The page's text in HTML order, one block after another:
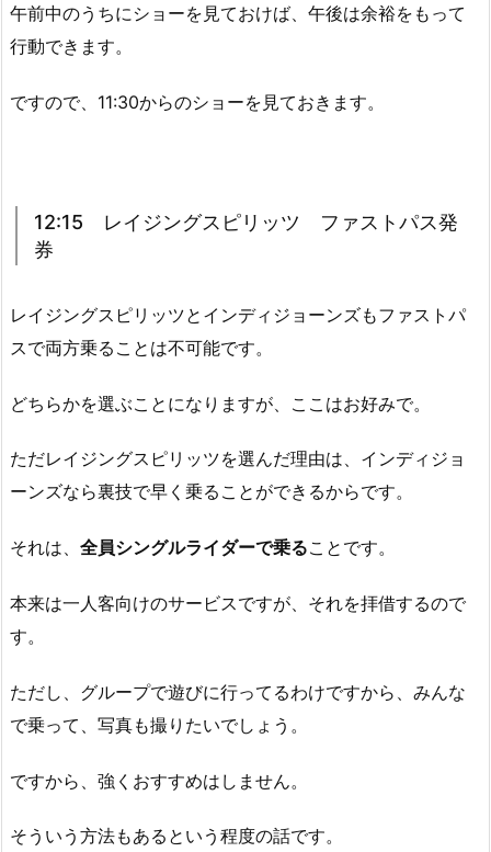
午前中のうちにショーを見ておけば、午後は余裕をもって
行動できます。
ですので、11:30からのショーを見ておきます。
12:15 レイジングスピリッツ ファストパス発
券
レイジングスピリッツとインディジョーンズもファストパ
スで両方乗ることは不可能です。
どちらかを選ぶことになりますが、ここはお好みで。
ただレイジングスピリッツを選んだ理由は、インディジョ
ーンズなら裏技で早く乗ることができるからです。
それは、 全員シングルライダーで乗ることです。
本来は一人客向けのサービスですが、それを拝借するので
す。
ただし、グループで遊びに行ってるわけですから、みんな
で乗って、写真も撮りたいでしょう。
ですから、強くおすすめはしません。
そういう方法もあるという程度の話です。